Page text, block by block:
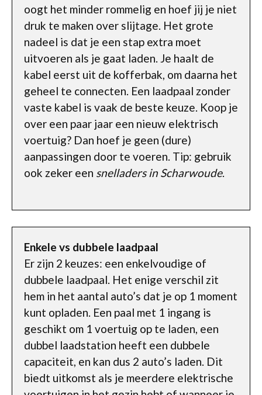
oogt het minder rommelig en hoef jij je niet
druk te maken over slijtage. Het grote
nadeel is dat je een stap extra moet
uitvoeren als je gaat laden. Je haalt de
kabel eerst uit de kofferbak, om daarna het
geheel te connecten. Een laadpaal zonder
vaste kabel is vaak de beste keuze. Koop je
over een paar jaar een nieuw elektrisch
voertuig? Dan hoef je geen (dure)
aanpassingen door te voeren. Tip: gebruik
ook zeker een snelladers in Scharwoude.
Enkele vs dubbele laadpaal
Er zijn 2 keuzes: een enkelvoudige of
dubbele laadpaal. Het enige verschil zit
hem in het aantal auto’s dat je op 1 moment
kunt opladen. Een paal met 1 ingang is
geschikt om 1 voertuig op te laden, een
dubbel laadstation heeft een dubbele
capaciteit, en kan dus 2 auto’s laden. Dit
biedt uitkomst als je meerdere elektrische